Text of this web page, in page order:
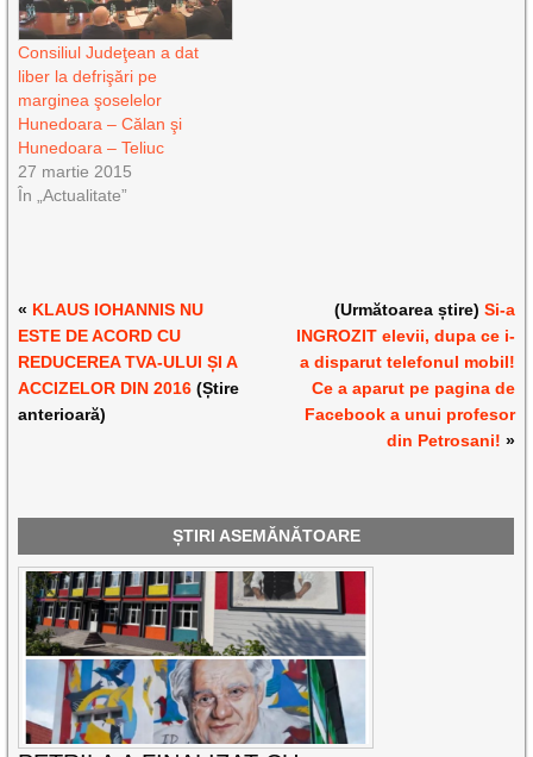
Consiliul Judeţean a dat
liber la defrişări pe
marginea şoselelor
Hunedoara – Călan şi
Hunedoara – Teliuc
27 martie 2015
În „Actualitate”
« KLAUS IOHANNIS NU
ESTE DE ACORD CU
REDUCEREA TVA-ULUI ȘI A
ACCIZELOR DIN 2016 (Știre
anterioară)
(Următoarea știre) Si-a
INGROZIT elevii, dupa ce i-
a disparut telefonul mobil!
Ce a aparut pe pagina de
Facebook a unui profesor
din Petrosani! »
ȘTIRI ASEMĂNĂTOARE